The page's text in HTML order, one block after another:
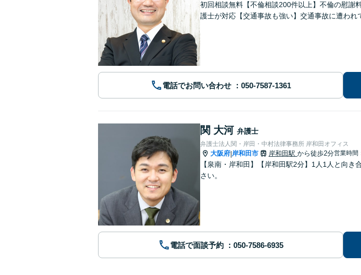
初回相談無料【不倫相談200件以上】不倫の慰謝
護士が対応【交通事故も強い】交通事故に遭われ
電話でお問い合わせ
関 大河 弁護士
弁護士法人関・岸田・中村法律事務所 岸和田オフィス
大阪府|岸和田市 岸和田駅 から徒歩2分営業時間
【泉南・岸和田】【岸和田駅2分】1人1人と向
さい。
電話で面談予約